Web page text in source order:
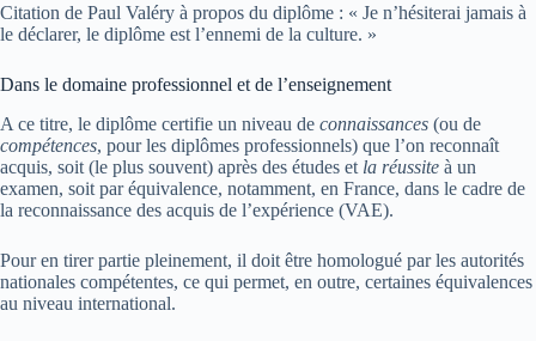
Citation de Paul Valéry à propos du diplôme : « Je n’hésiterai jamais à
le déclarer, le diplôme est l’ennemi de la culture. »
Dans le domaine professionnel et de l’enseignement
A ce titre, le diplôme certifie un niveau de connaissances (ou de
compétences, pour les diplômes professionnels) que l’on reconnaît
acquis, soit (le plus souvent) après des études et la réussite à un
examen, soit par équivalence, notamment, en France, dans le cadre de
la reconnaissance des acquis de l’expérience (VAE).
Pour en tirer partie pleinement, il doit être homologué par les autorités
nationales compétentes, ce qui permet, en outre, certaines équivalences
au niveau international.